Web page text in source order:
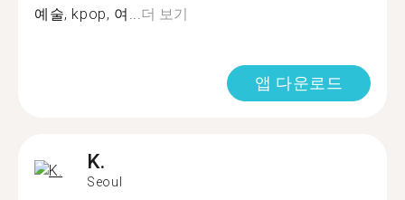
예술, kpop, 여...더 보기
앱 다운로드
K.
Seoul